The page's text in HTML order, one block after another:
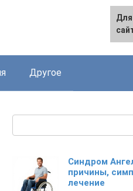
Другое
Синдром
причины,
лечение